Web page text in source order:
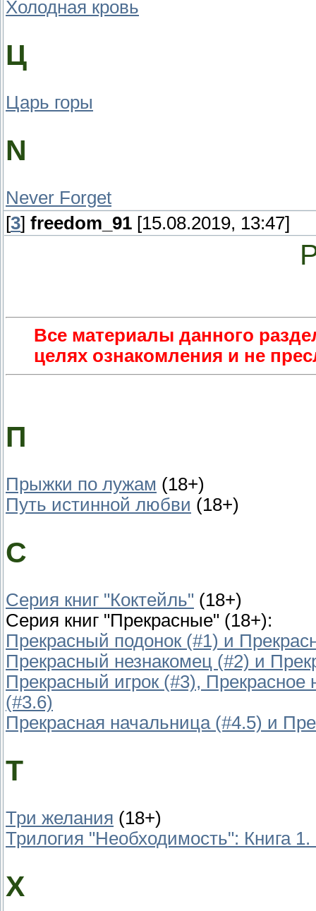
Холодная кровь
Ц
Царь горы
N
Never Forget
[3] freedom_91 [15.08.2019, 13:47]
Все материалы данного
целях ознакомления и не
П
Прыжки по лужам (18+)
Путь истинной любви (18+)
С
Серия книг "Коктейль" (18+)
Серия книг "Прекрасные" (18+):
Прекрасный подонок (#1) и
Прекрасный незнакомец (#2) и
Прекрасный игрок (#3),
(#3.6)
Прекрасная начальница (#4.5) и
Т
Три желания (18+)
Трилогия "Необходимость": Книга
Х